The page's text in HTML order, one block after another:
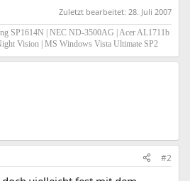
Zuletzt bearbeitet: 28. Juli 2007
SP1614N | NEC ND-3500AG | Acer AL1711b
Vision | MS Windows Vista Ultimate SP2
#2